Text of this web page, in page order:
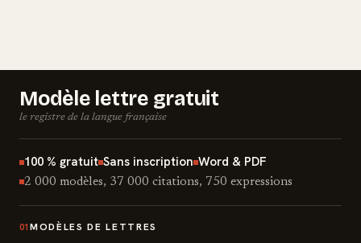
Modèle lettre gratuit
le registre de la langue française
100 % gratuit Sans inscription Word & PDF
2 000 modèles, 37 000 citations, 750 expressions
01 MODÈLES DE LETTRES